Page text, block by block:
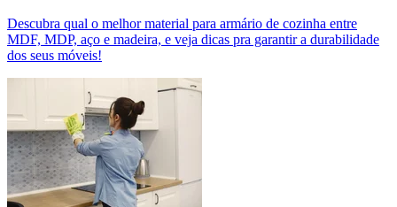
Descubra qual o melhor material para armário de cozinha entre
MDF, MDP, aço e madeira, e veja dicas pra garantir a durabilidade
dos seus móveis!